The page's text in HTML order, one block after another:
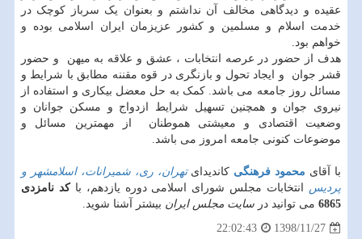
عقیده و دیدگاهی مخالف آن نداشتم و بعنوان یک سرباز کوچک در
خدمت اسلام و مسلمین و کشور عزیزمان ایران اسلامی بوده و
خواهم بود.
هدف از حضور در عرصه انتخابات ، عشق و علاقه به میهن و حضور
قشر جوان و ایجاد تحول و بازنگری در قوه مقننه مطابق با شرایط و
مسائل روز جامعه می باشد. کمک به حل معضل بیکاری و استفاده از
نیروی جوان و همچنین تسهیل شرایط ازدواج و مسکن جوانان و
وضعیت اقتصادی و معیشتی هموطنان از مهمترین مسائل و
موضوعات کنونی جامعه امروز می باشد.
با آقای محمود فرهنگی کاندیدایتهران، ری، شمیرانات، اسلامشهر و
پردیس انتخابات مجلس شورای اسلامی دوره یازدهم، باکد نامزدی
6865 می توانید در سایت مجلس ایران بیشتر آشنا شوید.
1398/11/27
22:02:43